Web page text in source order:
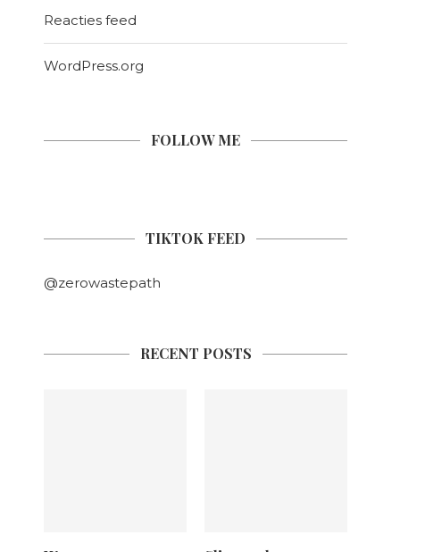
Reacties feed
WordPress.org
FOLLOW ME
TIKTOK FEED
@zerowastepath
RECENT POSTS